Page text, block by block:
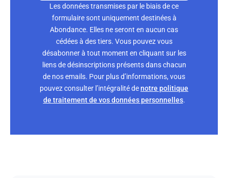
Les données transmises par le biais de ce
formulaire sont uniquement destinées à
Abondance. Elles ne seront en aucun cas
cédées à des tiers. Vous pouvez vous
désabonner à tout moment en cliquant sur les
liens de désinscriptions présents dans chacun
de nos emails. Pour plus d’informations, vous
pouvez consulter l’intégralité denotre politique
de traitement de vos données personnelles.